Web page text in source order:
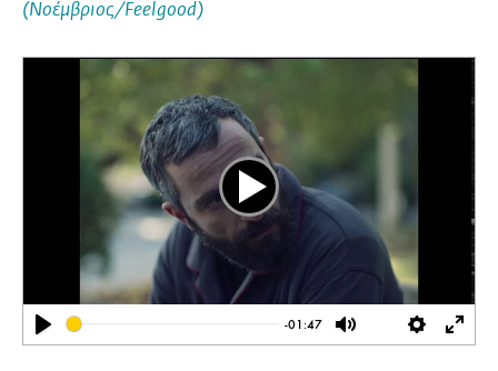
(Νοέμβριος/Feelgood)
Play
-01:47
Mute Settings
Play